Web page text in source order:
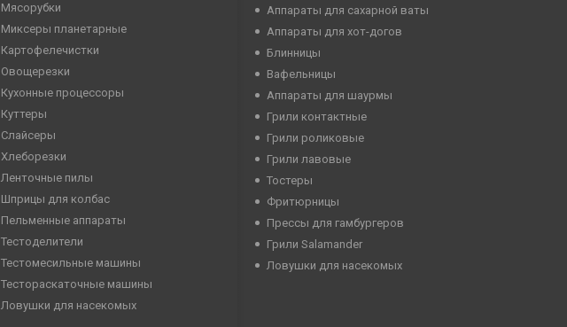
Мясорубки
Миксеры планетарные
Картофелечистки
Овощерезки
Кухонные процессоры
Куттеры
Слайсеры
Хлеборезки
Ленточные пилы
Шприцы для колбас
Пельменные аппараты
Тестоделители
Тестомесильные машины
Тестораскаточные машины
Ловушки для насекомых
Аппараты для сахарной ваты
Аппараты для хот-догов
Блинницы
Вафельницы
Аппараты для шаурмы
Грили контактные
Грили роликовые
Грили лавовые
Тостеры
Фритюрницы
Прессы для гамбургеров
Грили Salamander
Ловушки для насекомых